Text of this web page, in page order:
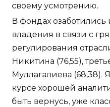
своему усмотрению.
В фондах
владения в связи с
регулирования
Никитина (76,55),
Муллагалиева (68,38).
курсе хорошей
быть вернусь, уже